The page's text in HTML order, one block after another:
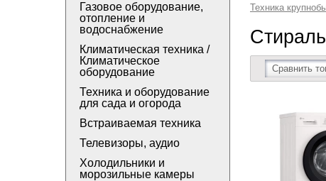
Газовое оборудование,
отопление и
водоснабжение
Климатическая техника /
Климатическое
оборудование
Техника и оборудование
для сада и огорода
Встраиваемая техника
Телевизоры, аудио
Холодильники и
морозильные камеры
Техника
Сравнить